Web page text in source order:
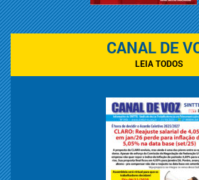
CANAL DE
LEIA TODOS